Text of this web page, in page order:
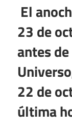
El
23 de
antes
22 de
última